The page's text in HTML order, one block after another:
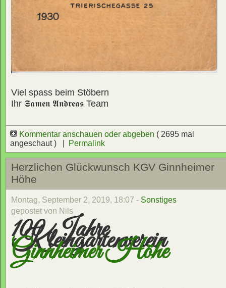
Viel spass beim Stöbern
Ihr 𝕾𝖆𝖒𝖊𝖓 𝕬𝖓𝖉𝖗𝖊𝖆𝖘 Team
Kommentar anschauen oder abgeben ( 2695 mal
angeschaut ) |
Permalink
Herzlichen Glückwunsch KGV Ginnheimer
Höhe
Montag, September 2, 2019, 18:07 - Sonstiges
gepostet von Nils
100 Jahre
Kleingartenverein
Ginnheimer Höhe